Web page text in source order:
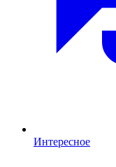
Интересное